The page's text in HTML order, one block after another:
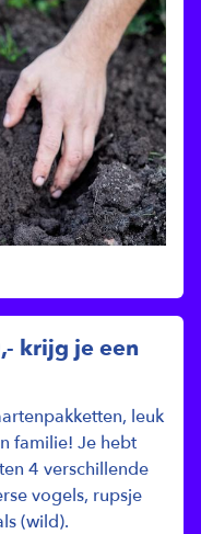
krijg je een
leuk
familie! Je hebt
4 verschillende
vogels, rupsje
(wild).